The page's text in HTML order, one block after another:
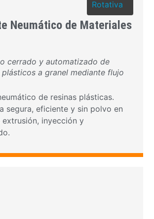
Neumático de Materiales
cerrado y automatizado de
plásticos a granel mediante flujo
de resinas plásticas.
segura, eficiente y sin polvo en
extrusión, inyección y